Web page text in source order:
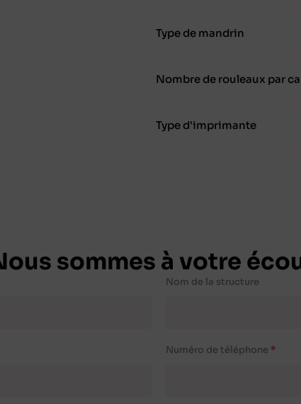
Type de mandrin
Nombre de rouleaux par
Type d'imprimante
sommes à votre
Nom de la structure
Numéro de téléphone